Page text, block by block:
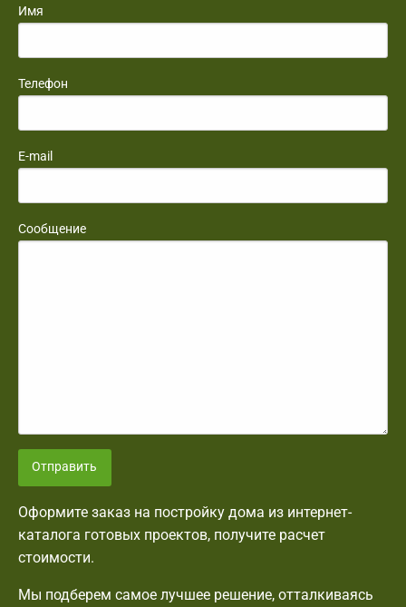
Имя
Телефон
E-mail
Сообщение
Отправить
Оформите заказ на постройку дома из интернет-
каталога готовых проектов, получите расчет
стоимости.
Мы подберем самое лучшее решение, отталкиваясь